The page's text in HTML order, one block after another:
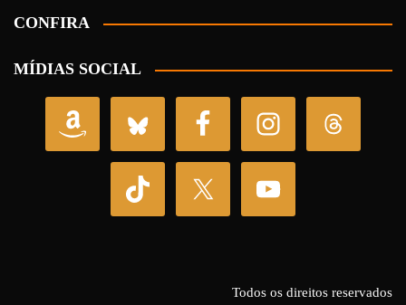
CONFIRA
MÍDIAS SOCIAL
Todos os direitos reservados